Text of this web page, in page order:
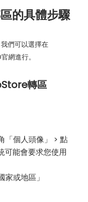
的具體步驟
們可以選擇在
網進行。
轉區
「個人頭像」 > 點
可能會要求您使用
或地區」